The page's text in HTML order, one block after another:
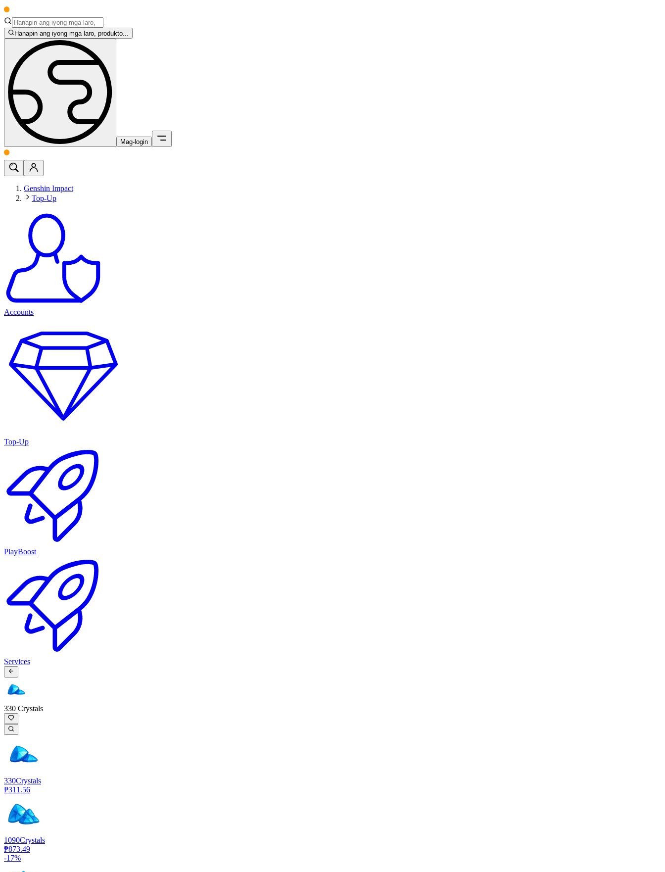
Hanapin ang iyong mga laro, produkto...
Mag-login
Genshin Impact
Top-Up
Accounts
Top-Up
PlayBoost
Services
330 Crystals
330Crystals
₱311.56
1090Crystals
₱873.49
-17%